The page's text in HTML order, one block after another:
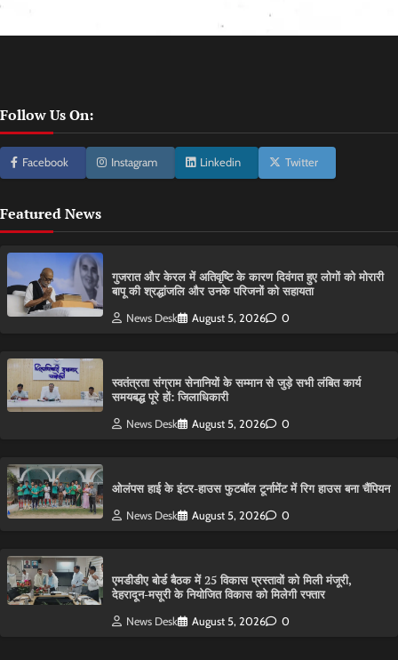
Follow Us On:
Facebook Instagram Linkedin Twitter
Featured News
गुजरात और केरल में अतिवृष्टि के कारण दिवंगत हुए लोगों को मोरारी
बापू की श्रद्धांजलि और उनके परिजनों को सहायता
News Desk August 5, 2026 0
स्वतंत्रता संग्राम सेनानियों के सम्मान से जुड़े सभी लंबित कार्य
समयबद्ध पूरे हों: जिलाधिकारी
News Desk August 5, 2026 0
ओलंपस हाई के इंटर-हाउस फुटबॉल टूर्नामेंट में रिग हाउस बना चैंपियन
News Desk August 5, 2026 0
एमडीडीए बोर्ड बैठक में 25 विकास प्रस्तावों को मिली मंजूरी,
देहरादून-मसूरी के नियोजित विकास को मिलेगी रफ्तार
News Desk August 5, 2026 0